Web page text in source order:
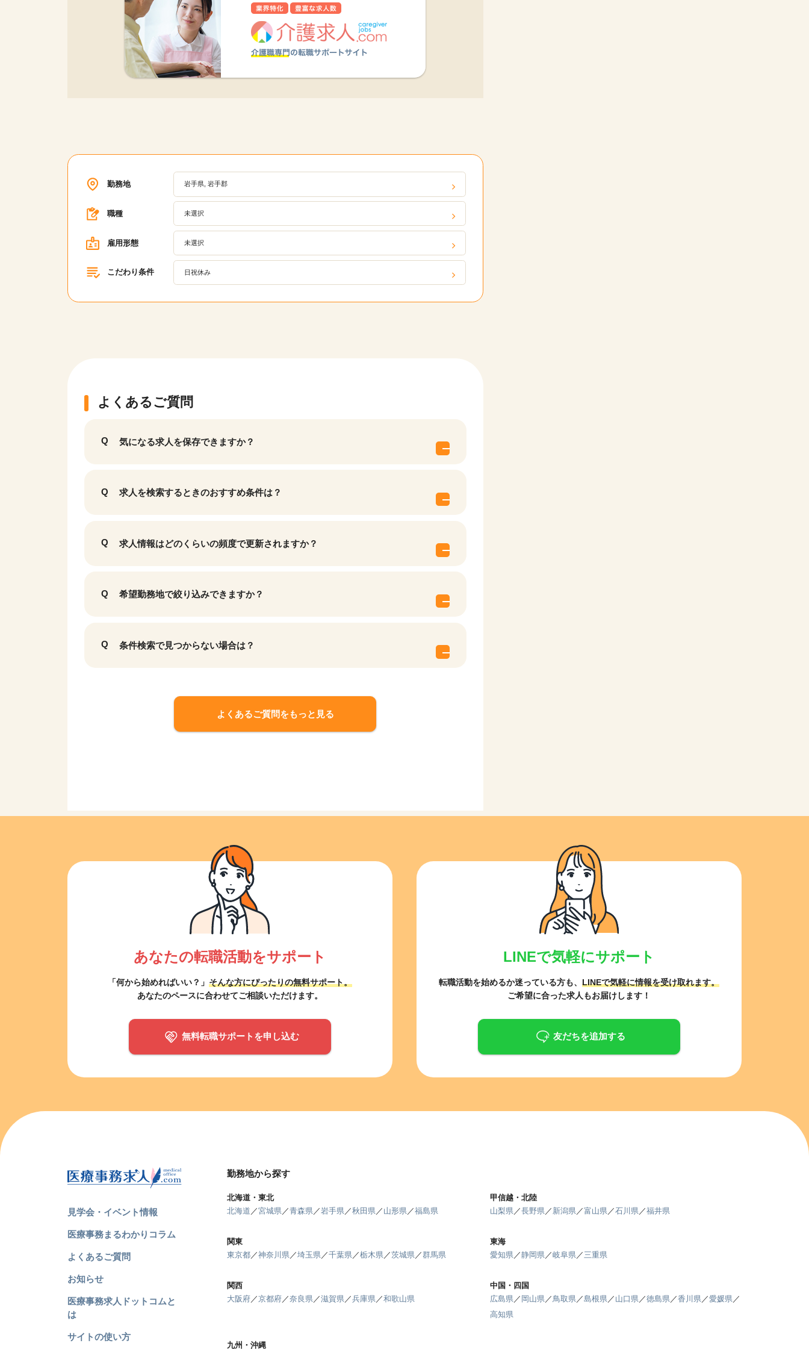
勤務地 岩手県, 岩手郡
職種 未選択
雇用形態 未選択
こだわり条件 日祝休み
よくあるご質問
気になる求人を保存できますか？
求人を検索するときのおすすめ条件は？
求人情報はどのくらいの頻度で更新されますか？
希望勤務地で絞り込みできますか？
条件検索で見つからない場合は？
よくあるご質問をもっと見る
あなたの転職活動をサポート
「何から始めればいい？」 そんな方にぴったりの無料サポート。
あなたのペースに合わせてご相談いただけます。
無料転職サポートを申し込む
LINEで気軽にサポート
転職活動を始めるか迷っている方も、 LINEで気軽に情報を受け取れます。
ご希望に合った求人もお届けします！
友だちを追加する
見学会・イベント情報
医療事務まるわかりコラム
よくあるご質問
お知らせ
医療事務求人ドットコムと
は
サイトの使い方
勤務地から探す
北海道・東北
北海道 ／宮城県 ／青森県 ／岩手県 ／秋田県 ／ 山形県 ／福島県
甲信越・北陸
山梨県 ／長野県 ／ 新潟県 ／富山県 ／石川県 ／福井県
関東
東京都 ／神奈川県 ／埼玉県 ／千葉県 ／栃木県 ／茨城県 ／群馬県
東海
愛知県 ／静岡県 ／岐阜県 ／ 三重県
関西
大阪府 ／京都府 ／奈良県 ／滋賀県 ／兵庫県 ／和歌山県
中国・四国
広島県 ／ 岡山県 ／ 鳥取県 ／島根県 ／ 山口県 ／徳島県 ／香川県 ／愛媛県 ／
高知県
九州・沖縄